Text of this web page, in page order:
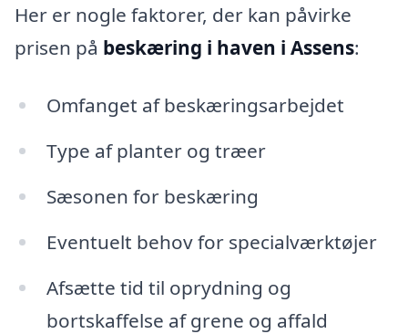
Her er nogle faktorer, der kan påvirke
prisen på beskæring i haven i Assens:
Omfanget af beskæringsarbejdet
Type af planter og træer
Sæsonen for beskæring
Eventuelt behov for specialværktøjer
Afsætte tid til oprydning og
bortskaffelse af grene og affald